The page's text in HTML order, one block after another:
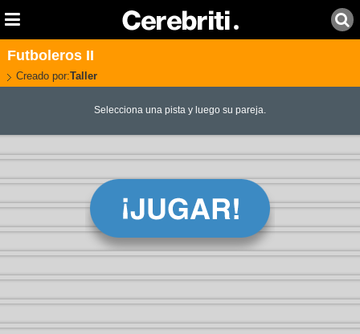
Futboleros II
Creado por:Taller
Selecciona una pista y luego su pareja.